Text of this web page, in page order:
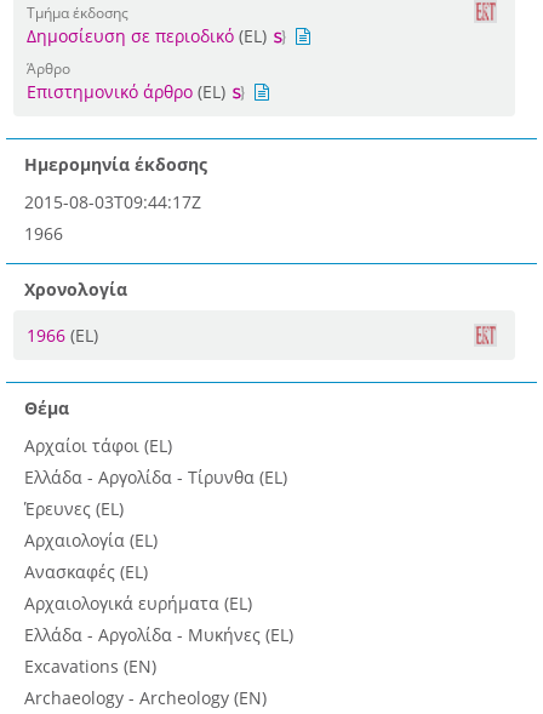
Τμήμα έκδοσης
Δημοσίευση σε περιοδικό (EL)
Άρθρο
Επιστημονικό άρθρο (EL)
Ημερομηνία έκδοσης
2015-08-03T09:44:17Z
1966
Χρονολογία
1966 (EL)
Θέμα
Αρχαίοι τάφοι (EL)
Ελλάδα - Αργολίδα - Τίρυνθα (EL)
Έρευνες (EL)
Αρχαιολογία (EL)
Ανασκαφές (EL)
Αρχαιολογικά ευρήματα (EL)
Ελλάδα - Αργολίδα - Μυκήνες (EL)
Excavations (EN)
Archaeology - Archeology (EN)